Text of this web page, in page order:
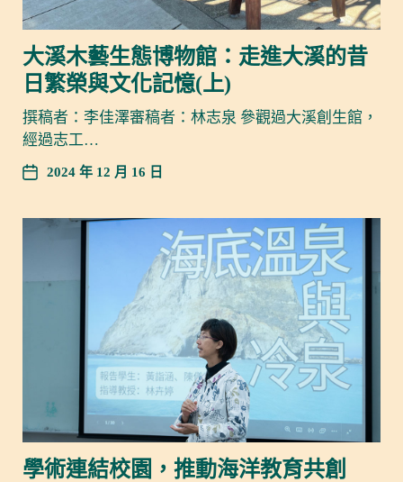
大溪木藝生態博物館：走進大溪的昔
日繁榮與文化記憶(上)
撰稿者：李佳澤審稿者：林志泉 參觀過大溪創生館，
經過志工…
2024 年 12 月 16 日
學術連結校園，推動海洋教育共創